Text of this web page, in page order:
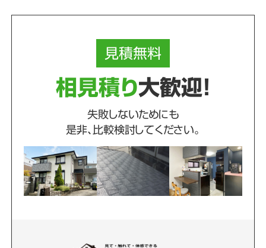
見積無料
相見積り大歓迎！
失敗しないためにも
是非、比較検討してください。